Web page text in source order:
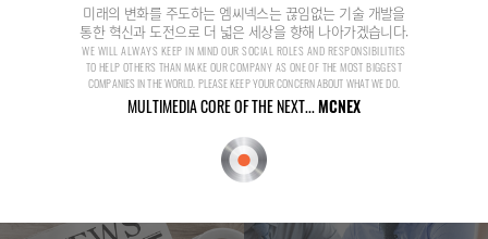
미래의 변화를 주도하는 엠씨넥스는 끊임없는 기술 개발을
통한 혁신과 도전으로 더 넓은 세상을 향해 나아가겠습니다.
WE WILL ALWAYS KEEP IN MIND OUR SOCIAL ROLES AND RESPONSIBILITIES
TO HELP OTHERS THAN MAKE OUR COMPANY AS ONE OF THE MOST BIGGEST
COMPANIES IN THE WORLD. PLEASE KEEP YOUR CONCERN ABOUT WHAT WE DO.
MULTIMEDIA CORE OF THE NEXT...MCNEX